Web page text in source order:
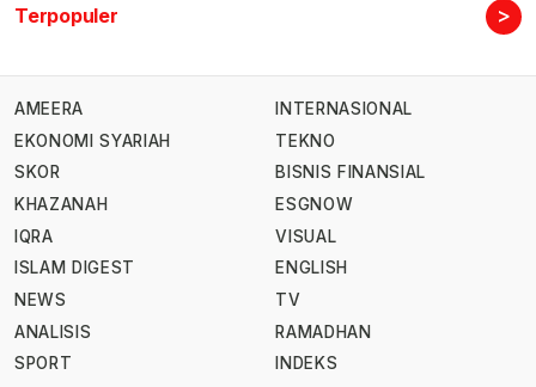
Terpopuler >
AMEERA
EKONOMI SYARIAH
SKOR
KHAZANAH
IQRA
ISLAM DIGEST
NEWS
ANALISIS
SPORT
INTERNASIONAL
TEKNO
BISNIS FINANSIAL
ESGNOW
VISUAL
ENGLISH
TV
RAMADHAN
INDEKS